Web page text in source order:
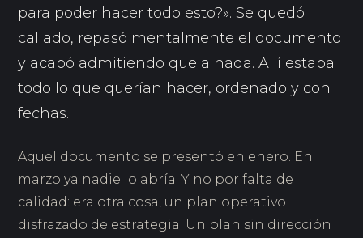
para poder hacer todo esto?». Se quedó
callado, repasó mentalmente el documento
y acabó admitiendo que a nada. Allí estaba
todo lo que querían hacer, ordenado y con
fechas.
Aquel documento se presentó en enero. En
marzo ya nadie lo abría. Y no por falta de
calidad: era otra cosa, un plan operativo
disfrazado de estrategia. Un plan sin dirección